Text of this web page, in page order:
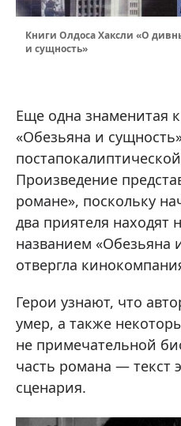
Книги Олдоса Хаксли «О
и сущность»
Еще одна знаменитая
«Обезьяна и
Произведение
романе», поскольку
два приятеля находят
названием «Обезьяна
отвергла
Герои узнают, что
умер, а также
не примечательной
часть романа — текст
сценария.